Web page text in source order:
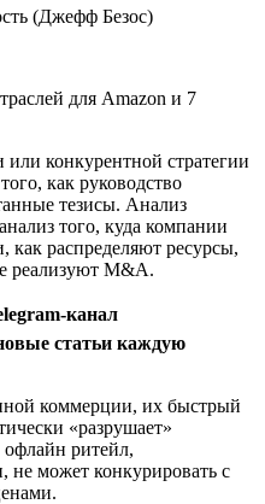
(Джефф Безос)
конкурентной стратегии
как руководство
тезисы. Анализ
того, куда компании
как распределяют ресурсы,
реализуют M&A.
канал
статьи каждую
коммерции, их быстрый
«разрушает»
ритейл,
не может конкурировать с